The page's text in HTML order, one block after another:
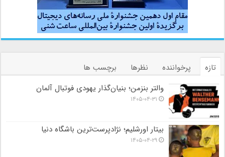
تازه پرخواننده نظرها
برچسب ها
والتر بنزمن؛ بنیان‌گذار یهودی فوتبال آلمان
۱۴۰۵-۰۴-۳۱
بیتار اورشلیم؛ نژادپرست‌ترین باشگاه دنیا
۱۴۰۵-۰۴-۲۹